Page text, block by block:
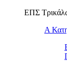
ΕΠΣ
Α